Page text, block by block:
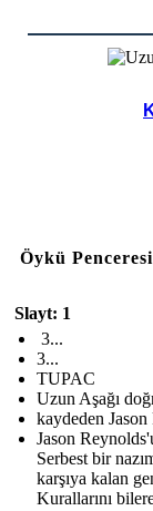
Öykü
Slayt: 1
3...
3...
TUPAC
Uzun Aşağı
kaydeden
Jason
Serbest bir
karşıya kalan
Kurallarını